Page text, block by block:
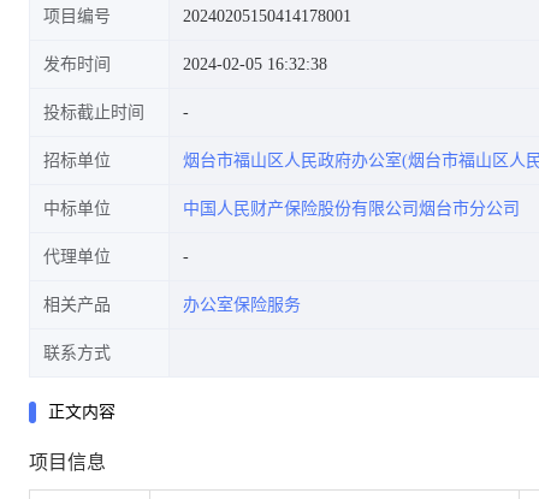
项目编号 20240205150414178001
发布时间 2024-02-05 16:32:38
投标截止时间
招标单位 烟台市福山区人民政府办公室(烟台市福山区人
中标单位 中国人民财产保险股份有限公司烟台市分公司
代理单位
相关产品 办公室保险服务
联系方式
正文内容
项目信息